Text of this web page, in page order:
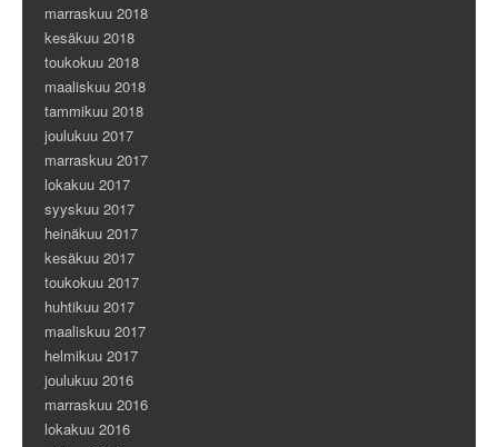
marraskuu 2018
kesäkuu 2018
toukokuu 2018
maaliskuu 2018
tammikuu 2018
joulukuu 2017
marraskuu 2017
lokakuu 2017
syyskuu 2017
heinäkuu 2017
kesäkuu 2017
toukokuu 2017
huhtikuu 2017
maaliskuu 2017
helmikuu 2017
joulukuu 2016
marraskuu 2016
lokakuu 2016